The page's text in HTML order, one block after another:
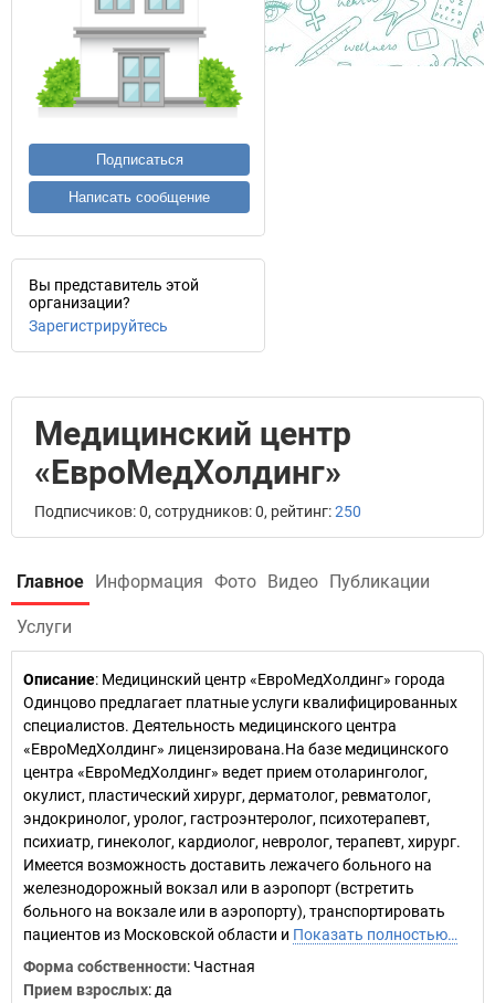
Подписаться
Написать сообщение
Вы представитель этой
организации?
Зарегистрируйтесь
Медицинский центр
«ЕвроМедХолдинг»
Подписчиков: 0, сотрудников: 0, рейтинг:250
Главное Информация Фото Видео Публикации
Услуги
Описание: Медицинский центр «ЕвроМедХолдинг» города
Одинцово предлагает платные услуги квалифицированных
специалистов. Деятельность медицинского центра
«ЕвроМедХолдинг» лицензирована.На базе медицинского
центра «ЕвроМедХолдинг» ведет прием отоларинголог,
окулист, пластический хирург, дерматолог, ревматолог,
эндокринолог, уролог, гастроэнтеролог, психотерапевт,
психиатр, гинеколог, кардиолог, невролог, терапевт, хирург.
Имеется возможность доставить лежачего больного на
железнодорожный вокзал или в аэропорт (встретить
больного на вокзале или в аэропорту), транспортировать
пациентов из Московской области и Показать полностью…
Форма собственности: Частная
Прием взрослых: да